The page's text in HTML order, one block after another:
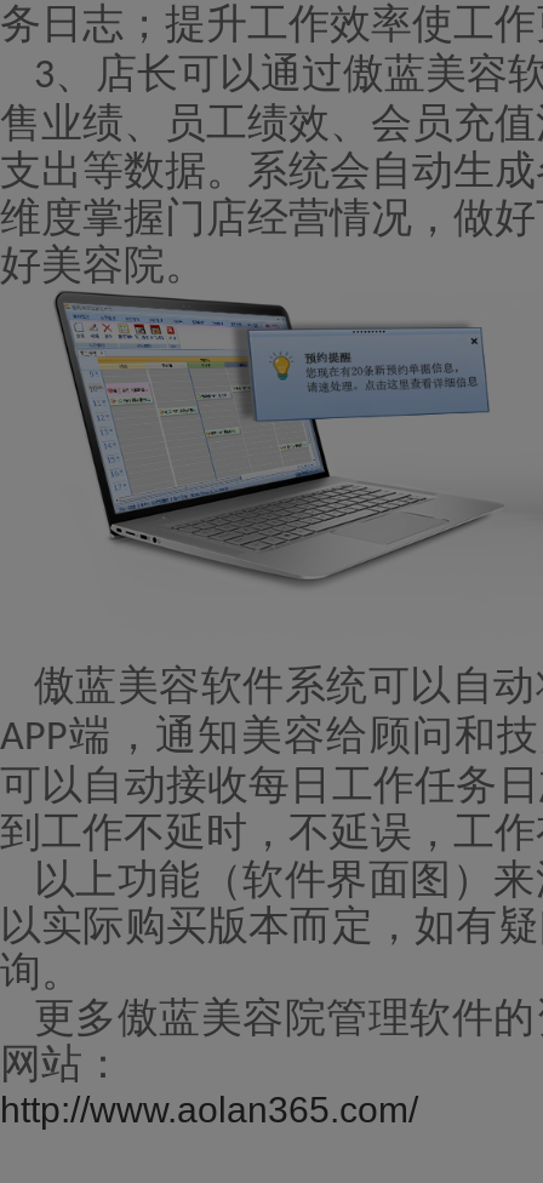
务日志；提升工作效率使工
3、 店长可以通过傲蓝美容
售业绩、员工绩效、会员充
支出等数据。
系统会自动生
维度掌握门店经营情况，做
好美容院。
傲蓝美容软件系统可以 自
APP端，通知美容给顾问和
可以 自动接收每日工作任务
到工作不延时，不延误，工
以上功能（软件界面图）
以实际购买版本而定，如有
询。
更多傲蓝美容院管理软件
网站：
http://www.aolan365.com/